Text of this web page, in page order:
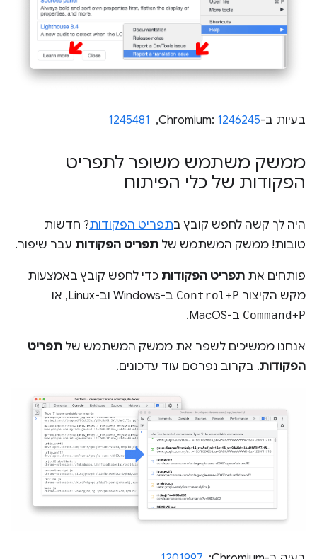
בעיות ב-Chromium:1246245
, ‏
1245481
ממשק משתמש משופר לתפריט
הפקודות של כלי הפיתוח
היה לך קשה לחפש קובץ בתפריט הפקודות? חדשות
טובות! ממשק המשתמש של תפריט הפקודות עבר שיפור.
פותחים את תפריט הפקודות כדי לחפש קובץ באמצעות
מקש הקיצור
Control +P ב-Windows וב-Linux, או
Command+P ב-MacOS.
אנחנו ממשיכים לשפר את ממשק המשתמש של תפריט
הפקודות. בקרוב נפרסם עוד עדכונים.